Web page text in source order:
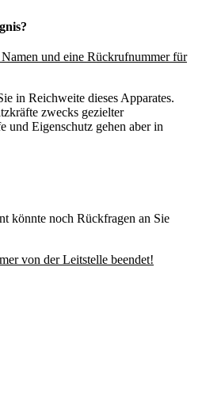
und eine Rückrufnummer für
in Reichweite dieses Apparates.
zwecks gezielter
und Eigenschutz gehen aber in
könnte noch Rückfragen an Sie
von der Leitstelle beendet!